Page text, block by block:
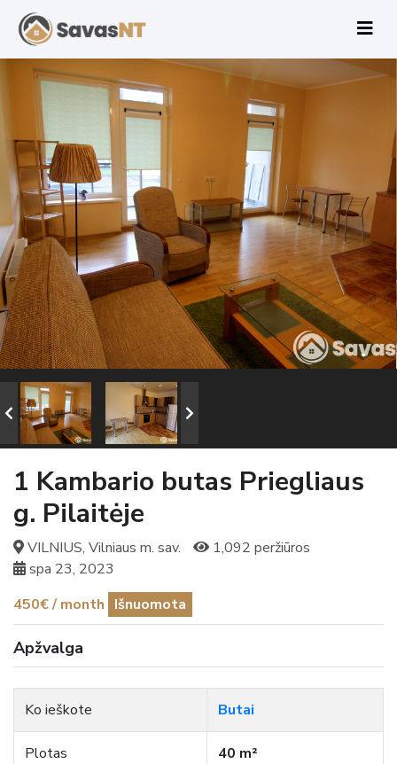
1 Kambario butas Priegliaus
g. Pilaitėje
VILNIUS, Vilniaus m. sav.
1,092 peržiūros
spa 23, 2023
450€ / month Išnuomota
Apžvalga
Ko ieškote Butai
Plotas 40 m²